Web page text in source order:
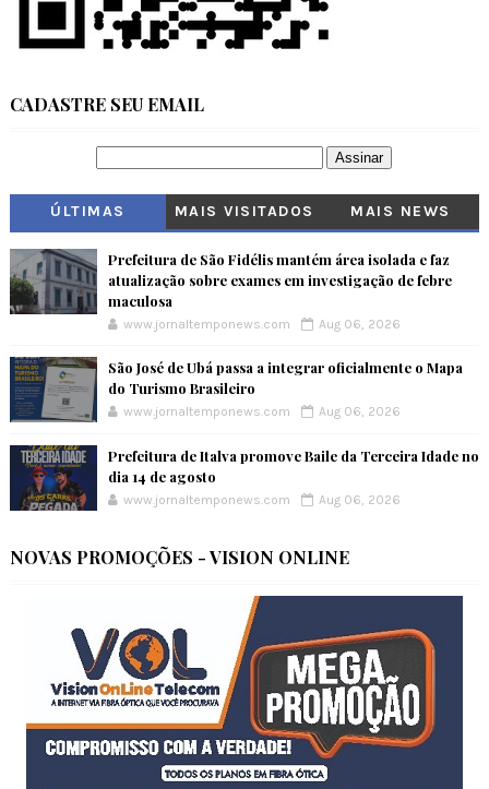
CADASTRE SEU EMAIL
ÚLTIMAS MAIS VISITADOS MAIS NEWS
Prefeitura de São Fidélis mantém área isolada e faz
atualização sobre exames em investigação de febre
maculosa
www.jornaltemponews.com Aug 06, 2026
São José de Ubá passa a integrar oficialmente o Mapa
do Turismo Brasileiro
www.jornaltemponews.com Aug 06, 2026
Prefeitura de Italva promove Baile da Terceira Idade no
dia 14 de agosto
www.jornaltemponews.com Aug 06, 2026
NOVAS PROMOÇÕES - VISION ONLINE